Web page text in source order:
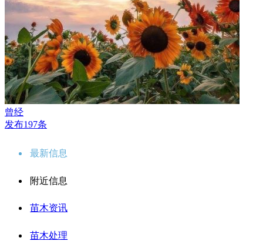
曾经
发布197条
最新信息
附近信息
苗木资讯
苗木处理